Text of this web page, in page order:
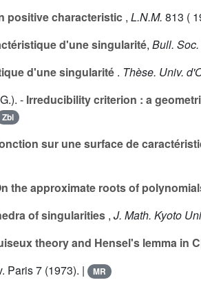
positive characteristic , L.N.M. 813 (
d'une singularité, Bull.
d'une singularité . Thèse. Univ.
- Irreducibility criterion : a
Zbl
sur une surface de
the approximate roots of
of singularities , J. Math. Kyoto
theory and Hensel's lemma in
Paris7 (1973). | MR